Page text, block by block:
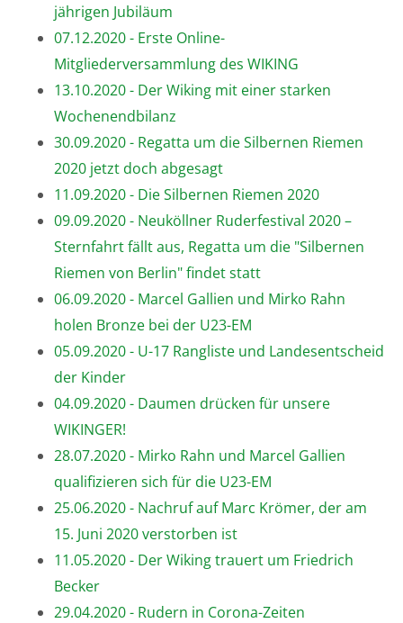
jährigen Jubiläum
07.12.2020 - Erste Online-
Mitgliederversammlung des WIKING
13.10.2020 - Der Wiking mit einer starken
Wochenendbilanz
30.09.2020 - Regatta um die Silbernen Riemen
2020 jetzt doch abgesagt
11.09.2020 - Die Silbernen Riemen 2020
09.09.2020 - Neuköllner Ruderfestival 2020 –
Sternfahrt fällt aus, Regatta um die "Silbernen
Riemen von Berlin" findet statt
06.09.2020 - Marcel Gallien und Mirko Rahn
holen Bronze bei der U23-EM
05.09.2020 - U-17 Rangliste und Landesentscheid
der Kinder
04.09.2020 - Daumen drücken für unsere
WIKINGER!
28.07.2020 - Mirko Rahn und Marcel Gallien
qualifizieren sich für die U23-EM
25.06.2020 - Nachruf auf Marc Krömer, der am
15. Juni 2020 verstorben ist
11.05.2020 - Der Wiking trauert um Friedrich
Becker
29.04.2020 - Rudern in Corona-Zeiten